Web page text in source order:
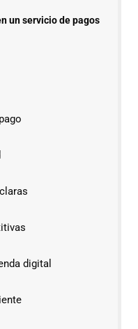
un servicio de pagos
digital